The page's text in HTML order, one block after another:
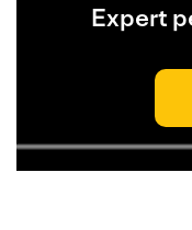
Expert